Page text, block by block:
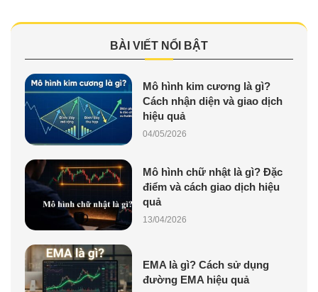
BÀI VIẾT NỔI BẬT
Mô hình kim cương là gì?
Cách nhận diện và giao dịch
hiệu quả
04/05/2026
Mô hình chữ nhật là gì? Đặc
điểm và cách giao dịch hiệu
quả
13/04/2026
EMA là gì? Cách sử dụng
đường EMA hiệu quả